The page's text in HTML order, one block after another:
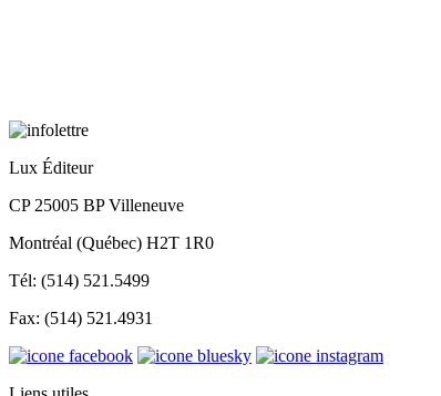
Lux Éditeur
CP 25005 BP Villeneuve
Montréal (Québec) H2T 1R0
Tél: (514) 521.5499
Fax: (514) 521.4931